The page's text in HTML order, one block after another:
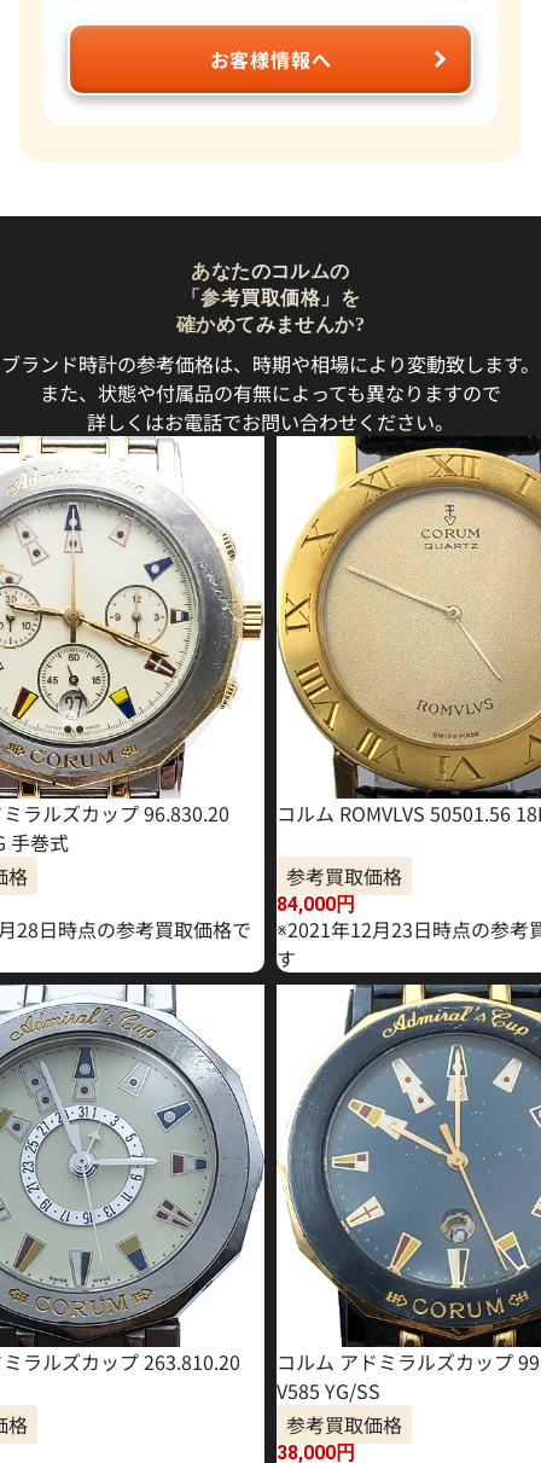
お客様情報へ
あなたのコルムの
「参考買取価格」を
確かめてみませんか?
ブランド時計の参考価格は、時期や相場により変動致します。
また、状態や付属品の有無によっても異なりますので
詳しくはお電話でお問い合わせください。
ラルズカップ 96.830.20
手巻式
格
28日時点の参考買取価格で
コルム ROMVLVS 50501.56
参考買取価格
84,000円
※2021年12月23日時点の参考
す
ラルズカップ 263.810.20
格
コルム アドミラルズカップ
V585 YG/SS
参考買取価格
38,000円